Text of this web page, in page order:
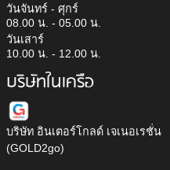
วันจันทร์ - ศุกร์
08.00 น. - 05.00 น.
วันเสาร์
10.00 น. - 12.00 น.
บริษัทในเครือ
บริษัท อินเตอร์โกลด์ เจเนอเรชั่น
(GOLD2go)